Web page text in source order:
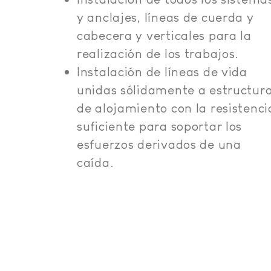
y anclajes, líneas de cuerda y
cabecera y verticales para la
realización de los trabajos.
Instalación de líneas de vida
unidas sólidamente a
de alojamiento con la
suficiente para soportar los
esfuerzos derivados de una
caída.